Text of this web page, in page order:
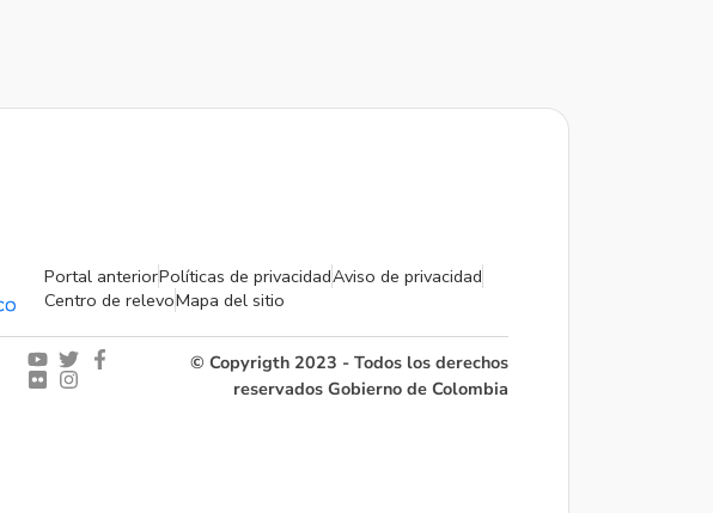
Portal anteriorPolíticas de privacidadAviso de privacidad
Centro de relevoMapa del sitio
© Copyrigth 2023 - Todos los derechos
reservados Gobierno de Colombia